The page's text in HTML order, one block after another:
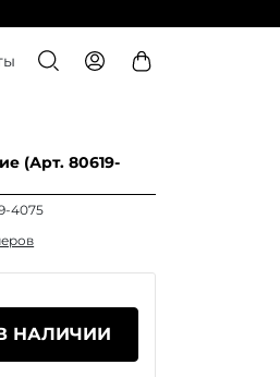
(Арт. 80619-
4075
НАЛИЧИИ